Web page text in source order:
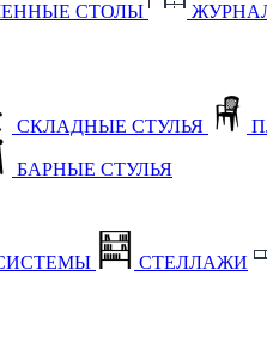
СТОЛЫ
СКЛАДНЫЕ СТУЛЬЯ
БАРНЫЕ СТУЛЬЯ
СТЕЛЛАЖИ